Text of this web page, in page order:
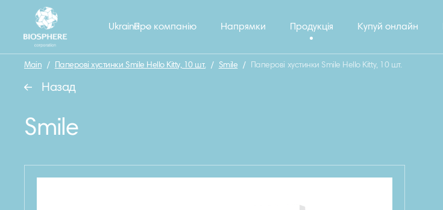
Про компанію Напрямки Продукція Купуй онлайн
Ukraine
Main / Паперові хустинки Smile Hello Kitty, 10 шт. / Smile / Паперові хустинки Smile Hello Kitty, 10 шт.
Назад
Smile